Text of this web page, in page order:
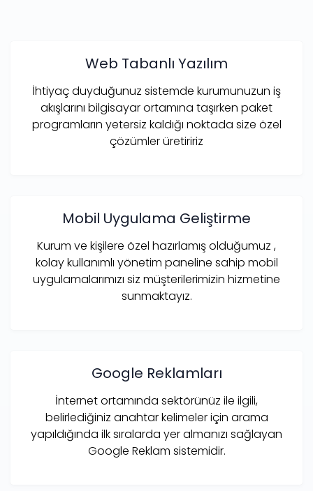
Web Tabanlı Yazılım
İhtiyaç duyduğunuz sistemde kurumunuzun iş
akışlarını bilgisayar ortamına taşırken paket
programların yetersiz kaldığı noktada size özel
çözümler üretiririz
Mobil Uygulama Geliştirme
Kurum ve kişilere özel hazırlamış olduğumuz ,
kolay kullanımlı yönetim paneline sahip mobil
uygulamalarımızı siz müşterilerimizin hizmetine
sunmaktayız.
Google Reklamları
İnternet ortamında sektörünüz ile ilgili,
belirlediğiniz anahtar kelimeler için arama
yapıldığında ilk sıralarda yer almanızı sağlayan
Google Reklam sistemidir.